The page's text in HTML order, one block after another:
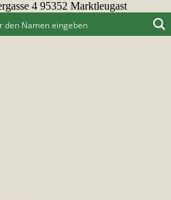
4 95352 Marktleugast